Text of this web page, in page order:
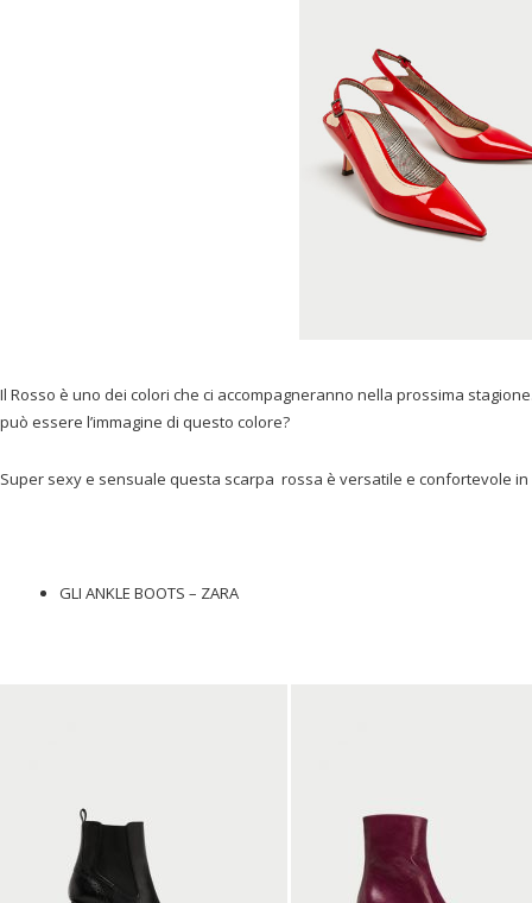
Il Rosso è uno dei colori che ci accompagneranno nella prossima
può essere l’immagine di questo colore?
Super sexy e sensuale questa scarpa rossa è versatile e confortevole in
GLI ANKLE BOOTS – ZARA